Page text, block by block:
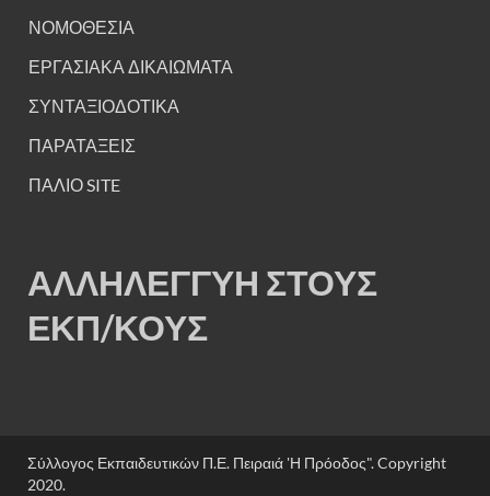
ΝΟΜΟΘΕΣΙΑ
ΕΡΓΑΣΙΑΚΑ ΔΙΚΑΙΩΜΑΤΑ
ΣΥΝΤΑΞΙΟΔΟΤΙΚΑ
ΠΑΡΑΤΑΞΕΙΣ
ΠΑΛΙΟ SITE
ΑΛΛΗΛΕΓΓΥΗ ΣΤΟΥΣ
ΕΚΠ/ΚΟΥΣ
Σύλλογος Εκπαιδευτικών Π.Ε. Πειραιά 'Η Πρόοδος". Copyright
2020.